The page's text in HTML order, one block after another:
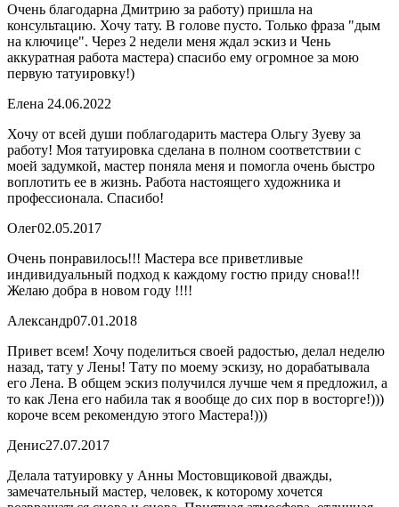
Очень благодарна Дмитрию за работу) пришла на
консультацию. Хочу тату. В голове пусто. Только фраза "дым
на ключице". Через 2 недели меня ждал эскиз и Чень
аккуратная работа мастера) спасибо ему огромное за мою
первую татуировку!)
Елена 24.06.2022
Хочу от всей души поблагодарить мастера Ольгу Зуеву за
работу! Моя татуировка сделана в полном соответствии с
моей задумкой, мастер поняла меня и помогла очень быстро
воплотить ее в жизнь. Работа настоящего художника и
профессионала. Спасибо!
Олег02.05.2017
Очень понравилось!!! Мастера все приветливые
индивидуальный подход к каждому гостю приду снова!!!
Желаю добра в новом году !!!!
Александр07.01.2018
Привет всем! Хочу поделиться своей радостью, делал неделю
назад, тату у Лены! Тату по моему эскизу, но дорабатывала
его Лена. В общем эскиз получился лучше чем я предложил, а
то как Лена его набила так я вообще до сих пор в восторге!)))
короче всем рекомендую этого Мастера!)))
Денис27.07.2017
Делала татуировку у Анны Мостовщиковой дважды,
замечательный мастер, человек, к которому хочется